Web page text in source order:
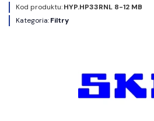
Kod produktu:HYP.HP33RNL 8-12 MB
Kategoria:Filtry